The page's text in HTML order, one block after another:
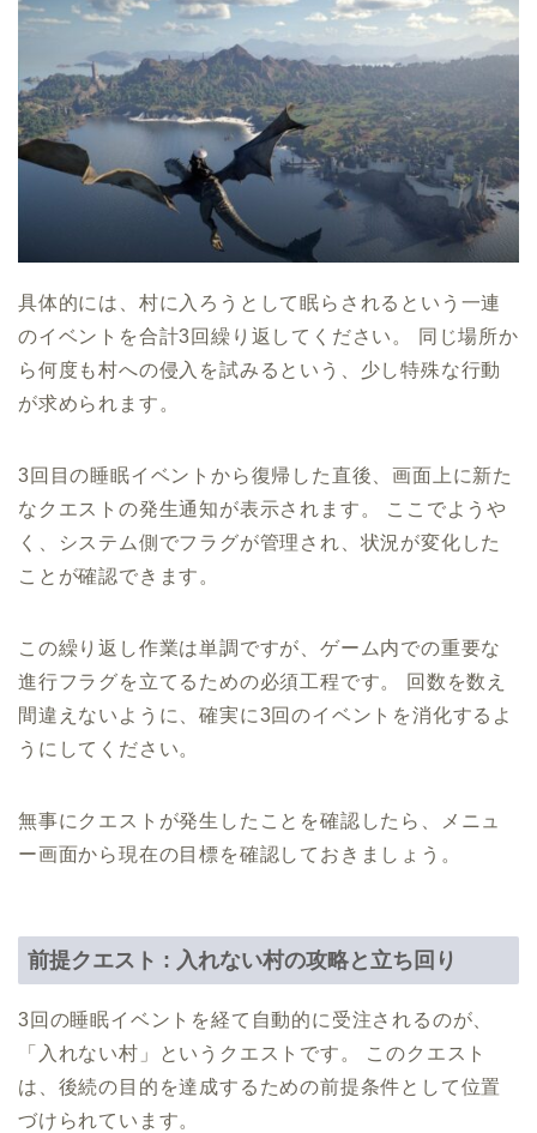
具体的には、村に入ろうとして眠らされるという一連
のイベントを合計3回繰り返してください。 同じ場所か
ら何度も村への侵入を試みるという、少し特殊な行動
が求められます。
3回目の睡眠イベントから復帰した直後、画面上に新た
なクエストの発生通知が表示されます。 ここでようや
く、システム側でフラグが管理され、状況が変化した
ことが確認できます。
この繰り返し作業は単調ですが、ゲーム内での重要な
進行フラグを立てるための必須工程です。 回数を数え
間違えないように、確実に3回のイベントを消化するよ
うにしてください。
無事にクエストが発生したことを確認したら、メニュ
ー画面から現在の目標を確認しておきましょう。
前提クエスト : 入れない村の攻略と立ち回り
3回の睡眠イベントを経て自動的に受注されるのが、
「入れない村」というクエストです。 このクエスト
は、後続の目的を達成するための前提条件として位置
づけられています。